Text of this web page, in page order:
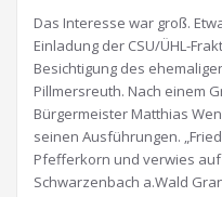
Das Interesse war groß.
Einladung der CSU/ÜHL-
Besichtigung des
Pillmersreuth. Nach einem
Bürgermeister Matthias
seinen Ausführungen.
Pfefferkorn und verwies
Schwarzenbach a.Wald